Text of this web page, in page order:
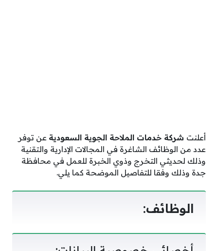
أعلنت شركة خدمات الملاحة الجوية السعودية عن توفر
عدد من الوظائف الشاغرة في المجالات الإدارية والتقنية
وذلك لحديثي التخرج وذوي الخبرة للعمل في محافظة
جدة وذلك وفقا للتفاصيل الموضحة كما يلي.
الوظائف: